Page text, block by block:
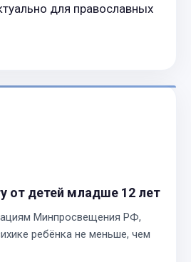
для православных
от детей младше 12 лет
Минпросвещения РФ,
ребёнка не меньше, чем